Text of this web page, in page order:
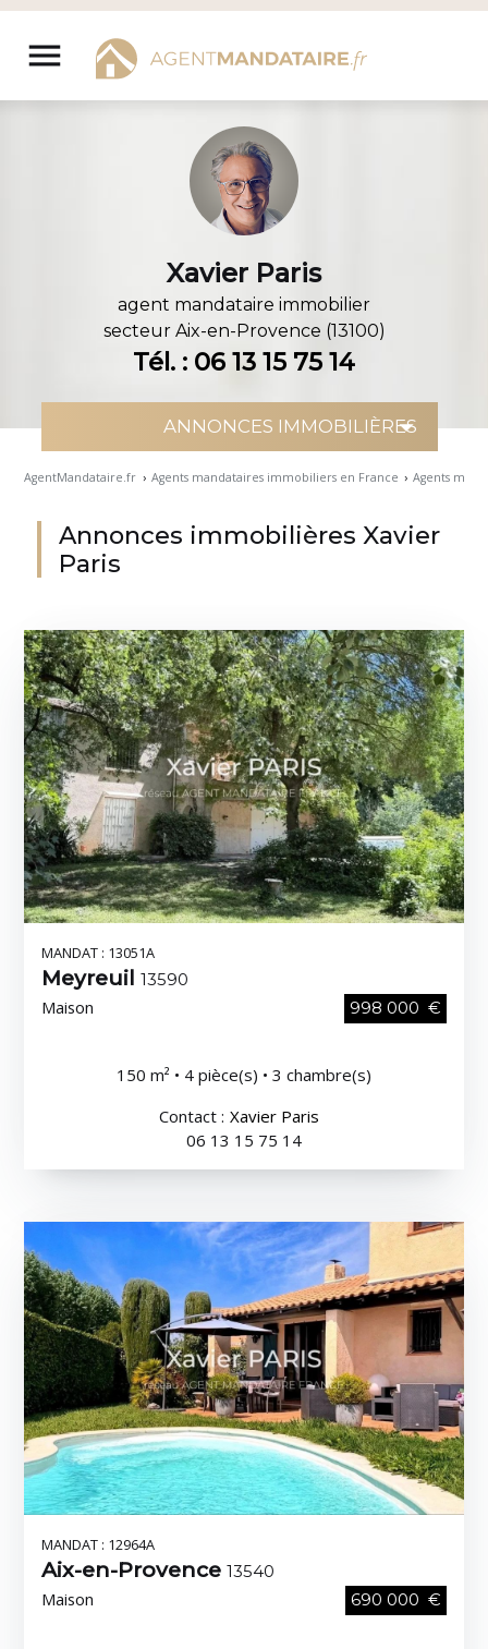
Aller
contenu
menu
Xavier Paris
agent mandataire immobilier
secteur Aix-en-Provence (13100)
Tél. : 06 13 15 75 14
AgentMandataire.fr › Agents mandataires immobiliers en France › Agents
Annonces immobilières Xavier
Paris
MANDAT : 13051A
Meyreuil13590
Maison 998 000 €
150 m² • 4 pièce(s) • 3 chambre(s)
Contact : Xavier Paris
06 13 15 75 14
MANDAT : 12964A
Aix-en-Provence13540
Maison 690 000 €